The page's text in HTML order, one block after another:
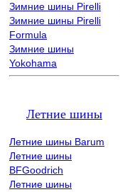
Зимние шины Pirelli
Зимние шины Pirelli
Formula
Зимние шины
Yokohama
Летние шины
Летние шины Barum
Летние шины
BFGoodrich
Летние шины